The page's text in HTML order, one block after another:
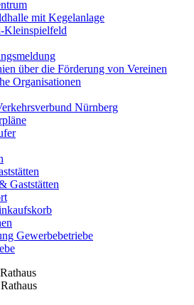
mit Kegelanlage
Kleinspielfeld
über die Förderung von Vereinen
Organisationen
Nürnberg
Gaststätten
Gewerbebetriebe